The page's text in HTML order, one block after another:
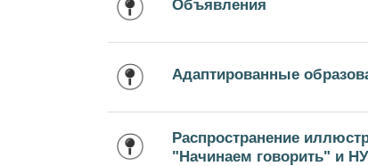
Объявления
Адаптированные
Распространение
"Начинаем говорить" и